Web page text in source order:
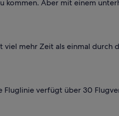
kommen. Aber mit einem
mehr Zeit als einmal durch
Fluglinie verfügt über 30